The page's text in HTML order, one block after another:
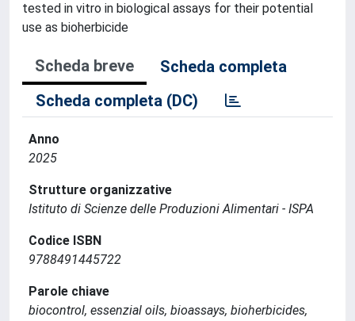
tested in vitro in biological assays for their potential
use as bioherbicide
Scheda breve
Scheda completa
Scheda completa (DC)
Anno
2025
Strutture organizzative
Istituto di Scienze delle Produzioni Alimentari - ISPA
Codice ISBN
9788491445722
Parole chiave
biocontrol, essenzial oils, bioassays, bioherbicides,